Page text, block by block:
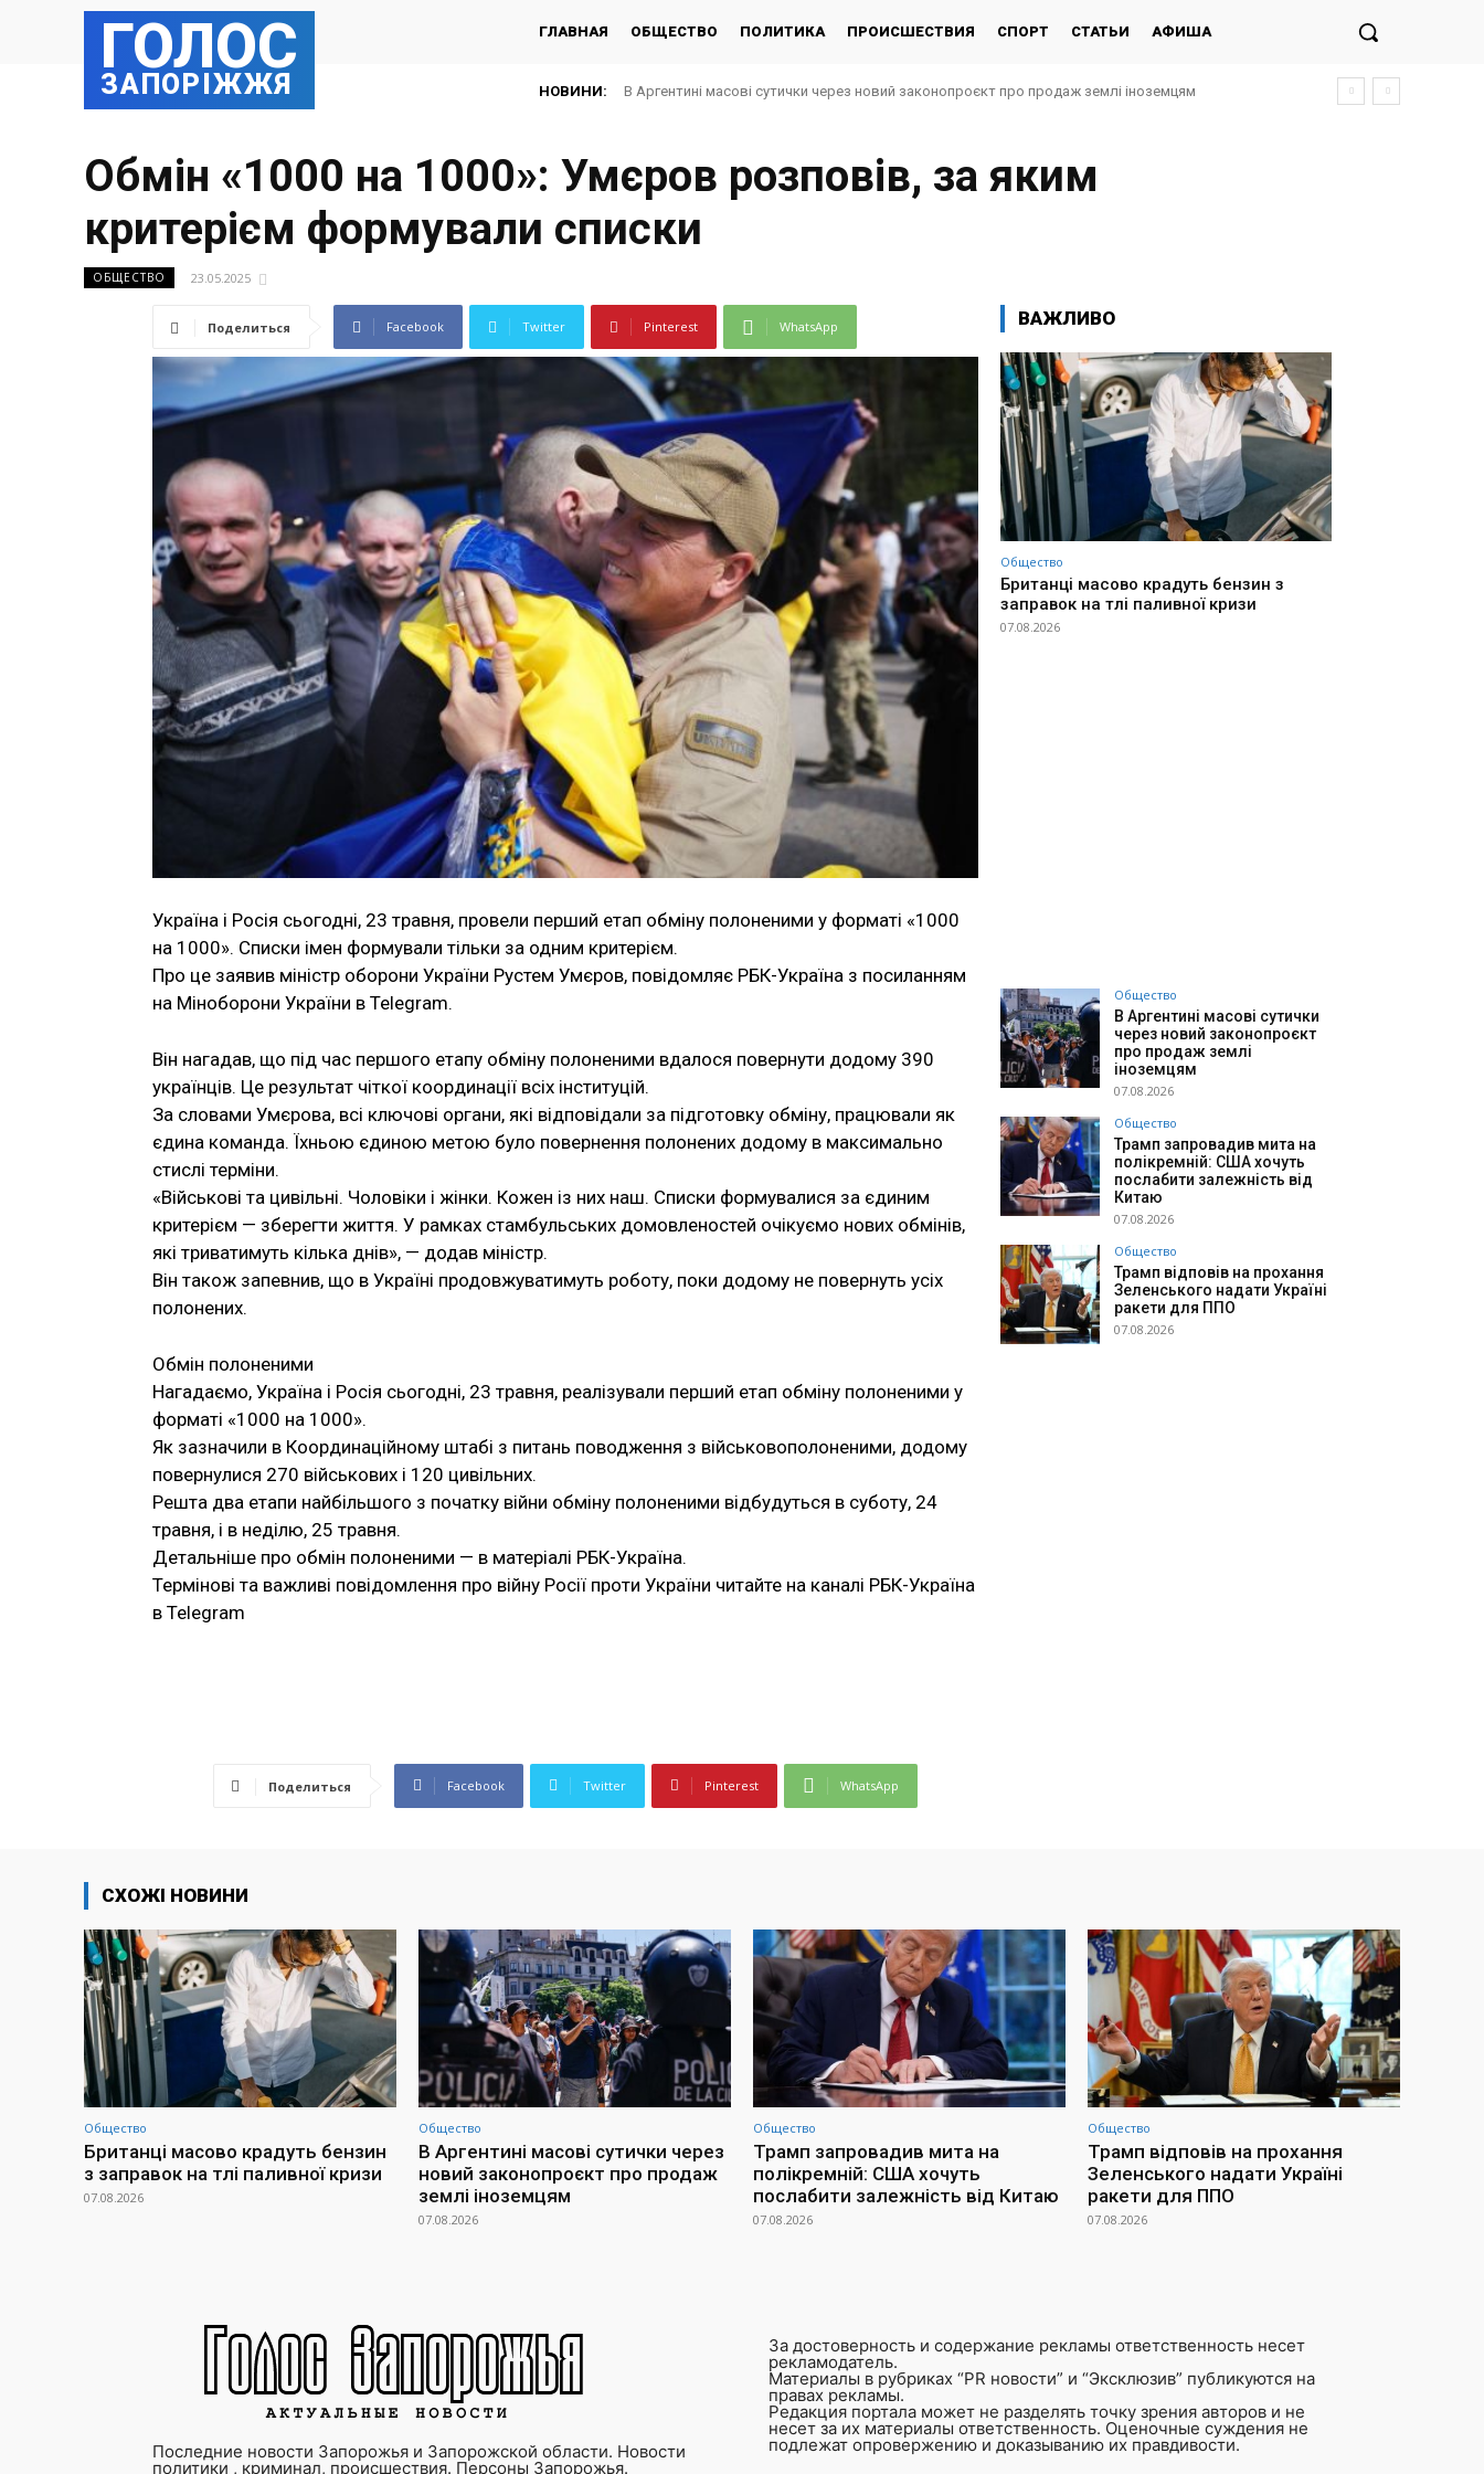
ГОЛОС
ЗАПОРІЖЖЯ
ГЛАВНАЯ ОБЩЕСТВО ПОЛИТИКА ПРОИСШЕСТВИЯ СПОРТ СТАТЬИ АФИША
НОВИНИ: В Аргентині масові сутички через новий законопроєкт про продаж землі іноземцям
Обмін «1000 на 1000»: Умєров розповів, за яким
критерієм формували списки
ОБЩЕСТВО 23.05.2025
Поделиться Facebook Twitter Pinterest WhatsApp
Україна і Росія сьогодні, 23 травня, провели перший етап обміну полоненими у форматі «1000
на 1000». Списки імен формували тільки за одним критерієм.
Про це заявив міністр оборони України Рустем Умєров, повідомляє РБК-Україна з посиланням
на Міноборони України в Telegram.
Він нагадав, що під час першого етапу обміну полоненими вдалося повернути додому 390
українців. Це результат чіткої координації всіх інституцій.
За словами Умєрова, всі ключові органи, які відповідали за підготовку обміну, працювали як
єдина команда. Їхньою єдиною метою було повернення полонених додому в максимально
стислі терміни.
«Військові та цивільні. Чоловіки і жінки. Кожен із них наш. Списки формувалися за єдиним
критерієм — зберегти життя. У рамках стамбульських домовленостей очікуємо нових обмінів,
які триватимуть кілька днів», — додав міністр.
Він також запевнив, що в Україні продовжуватимуть роботу, поки додому не повернуть усіх
полонених.
Обмін полоненими
Нагадаємо, Україна і Росія сьогодні, 23 травня, реалізували перший етап обміну полоненими у
форматі «1000 на 1000».
Як зазначили в Координаційному штабі з питань поводження з військовополоненими, додому
повернулися 270 військових і 120 цивільних.
Решта два етапи найбільшого з початку війни обміну полоненими відбудуться в суботу, 24
травня, і в неділю, 25 травня.
Детальніше про обмін полоненими — в матеріалі РБК-Україна.
Термінові та важливі повідомлення про війну Росії проти України читайте на каналі РБК-Україна
в Telegram
Поделиться Facebook Twitter Pinterest WhatsApp
ВАЖЛИВО
Общество
Британці масово крадуть бензин з
заправок на тлі паливної кризи
07.08.2026
Общество
В Аргентині масові сутички
через новий законопроєкт
про продаж землі
іноземцям
07.08.2026
Общество
Трамп запровадив мита на
полікремній: США хочуть
послабити залежність від
Китаю
07.08.2026
Общество
Трамп відповів на прохання
Зеленського надати Україні
ракети для ППО
07.08.2026
СХОЖІ НОВИНИ
Общество
Британці масово крадуть бензин
з заправок на тлі паливної кризи
07.08.2026
Общество
В Аргентині масові сутички через
новий законопроєкт про продаж
землі іноземцям
07.08.2026
Общество
Трамп запровадив мита на
полікремній: США хочуть
послабити залежність від Китаю
07.08.2026
Общество
Трамп відповів на прохання
Зеленського надати Україні
ракети для ППО
07.08.2026
Последние новости Запорожья и Запорожской области. Новости
политики , криминал, происшествия. Персоны Запорожья.
За достоверность и содержание рекламы ответственность несет
рекламодатель.
Материалы в рубриках “PR новости” и “Эксклюзив” публикуются на
правах рекламы.
Редакция портала может не разделять точку зрения авторов и не
несет за их материалы ответственность. Оценочные суждения не
подлежат опровержению и доказыванию их правдивости.